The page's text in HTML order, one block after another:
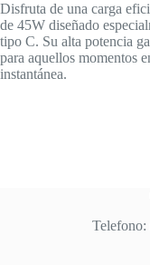
Disfruta de una carga
de 45W diseñado
tipo C. Su alta potencia
para aquellos momentos
instantánea.